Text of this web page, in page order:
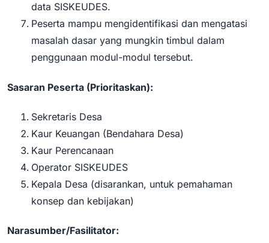
data SISKEUDES.
Peserta mampu mengidentifikasi dan mengatasi
masalah dasar yang mungkin timbul dalam
penggunaan modul-modul tersebut.
Sasaran Peserta (Prioritaskan):
Sekretaris Desa
Kaur Keuangan (Bendahara Desa)
Kaur Perencanaan
Operator SISKEUDES
Kepala Desa (disarankan, untuk pemahaman
konsep dan kebijakan)
Narasumber/Fasilitator: